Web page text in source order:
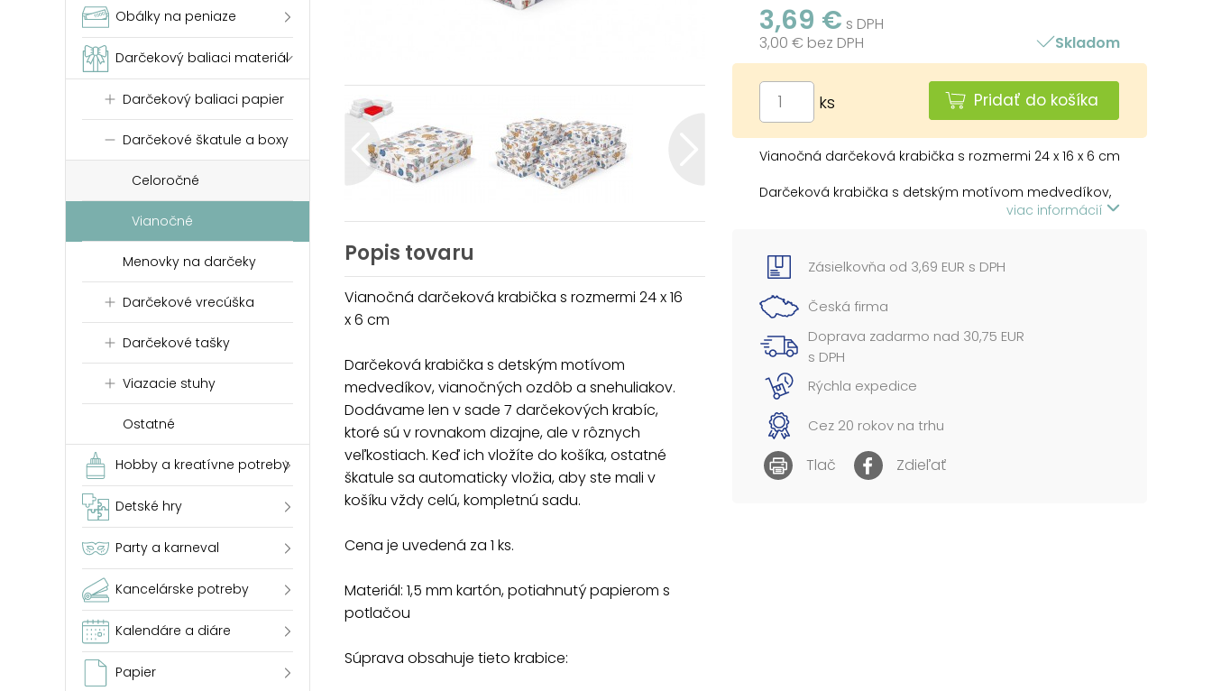
Obálky na peniaze
Darčekový baliaci materiál
Darčekový baliaci papier
Darčekové škatule a boxy
Celoročné
Vianočné
Menovky na darčeky
Darčekové vrecúška
Darčekové tašky
Viazacie stuhy
Ostatné
Hobby a kreatívne potreby
Detské hry
Party a karneval
Kancelárske potreby
Kalendáre a diáre
Papier
3,69 € s DPH
3,00 € bez DPH
Skladom
ks Pridať do košíka
Vianočná darčeková krabička s rozmermi 24 x 16 x 6 cm
Darčeková krabička s detským motívom medvedíkov,
vianočných ozdôb a snehuliakov. Dodávame len v
košíka, ostatné škatule sa automaticky vložia, aby ste
mali v košíku vždy celú, kompletnú sadu.
Cena je uvedená za 1 ks.
Materiál: 1,5 mm kartón, potiahnutý papierom s
potlačou
Súprava obsahuje tieto krabice:
5371023 Vianočná darčeková krabička A-V010-A 24x16x6
cm
5371024 Vianočná darčeková krabička A-V010-B 26x17x6
viac informácií
Popis tovaru
Vianočná darčeková krabička s rozmermi 24 x 16
x 6 cm
Darčeková krabička s detským motívom
medvedíkov, vianočných ozdôb a snehuliakov.
Dodávame len v sade 7 darčekových krabíc,
ktoré sú v rovnakom dizajne, ale v rôznych
veľkostiach. Keď ich vložíte do košíka, ostatné
škatule sa automaticky vložia, aby ste mali v
košíku vždy celú, kompletnú sadu.
Cena je uvedená za 1 ks.
Materiál: 1,5 mm kartón, potiahnutý papierom s
potlačou
Súprava obsahuje tieto krabice:
Zásielkovňa od 3,69 EUR s DPH
Česká firma
Doprava zadarmo nad 30,75 EUR
s DPH
Rýchla expedice
Cez 20 rokov na trhu
Tlač Zdieľať